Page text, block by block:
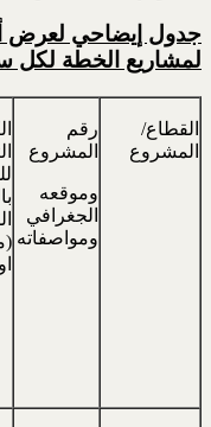
جدول إيضاحي لعرض
لمشاريع الخطة لكل
القطاع/
المشروع
رقم
المشروع
وموقعه
الجغرافي
ومواصفاته